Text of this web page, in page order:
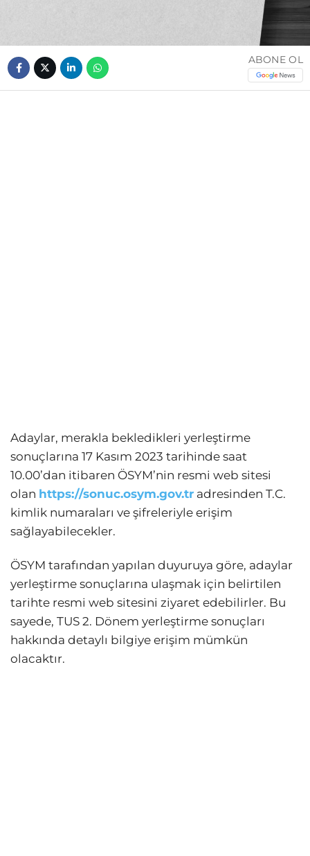
ABONE OL
Adaylar, merakla bekledikleri yerleştirme
sonuçlarına 17 Kasım 2023 tarihinde saat
10.00’dan itibaren ÖSYM’nin resmi web sitesi
olan https://sonuc.osym.gov.tr adresinden T.C.
kimlik numaraları ve şifreleriyle erişim
sağlayabilecekler.
ÖSYM tarafından yapılan duyuruya göre, adaylar
yerleştirme sonuçlarına ulaşmak için belirtilen
tarihte resmi web sitesini ziyaret edebilirler. Bu
sayede, TUS 2. Dönem yerleştirme sonuçları
hakkında detaylı bilgiye erişim mümkün
olacaktır.